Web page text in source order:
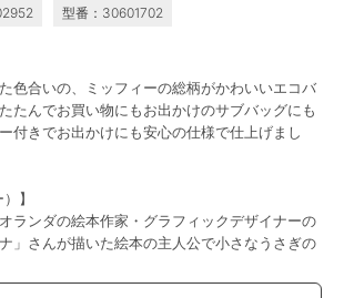
型番：30601702
色合いの、ミッフィーの総柄がかわいいエコバ
たんでお買い物にもお出かけのサブバッグにも
付きでお出かけにも安心の仕様で仕上げまし
】
ランダの絵本作家・グラフィックデザイナーの
」さんが描いた絵本の主人公で小さなうさぎの
ともだちが繰り広げるあたたかい物語は、世界